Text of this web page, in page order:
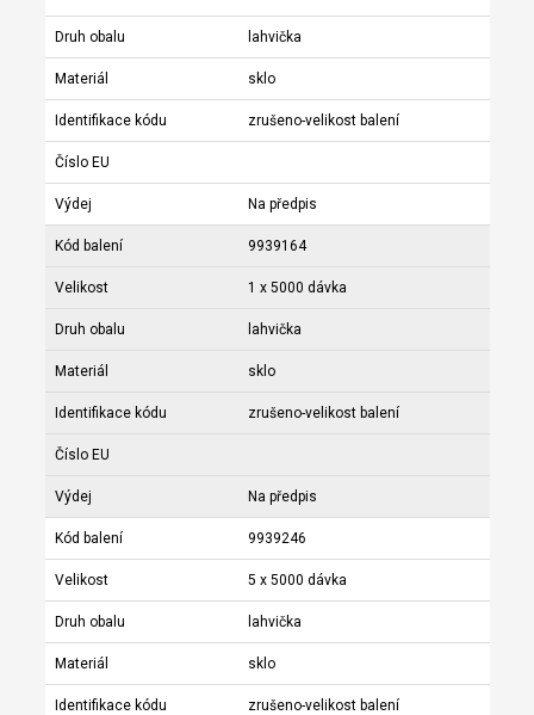
Druh obalu lahvička
Materiál sklo
Identifikace kódu zrušeno-velikost balení
Číslo EU
Výdej Na předpis
Kód balení 9939164
Velikost 1 x 5000 dávka
Druh obalu lahvička
Materiál sklo
Identifikace kódu zrušeno-velikost balení
Číslo EU
Výdej Na předpis
Kód balení 9939246
Velikost 5 x 5000 dávka
Druh obalu lahvička
Materiál sklo
Identifikace kódu zrušeno-velikost balení